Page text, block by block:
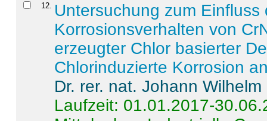
12
Untersuchung zum
Korrosionsverhalten von
erzeugter Chlor basierter
Chlorinduzierte Korrosion
Dr. rer. nat. Johann
Laufzeit: 01.01.2017-